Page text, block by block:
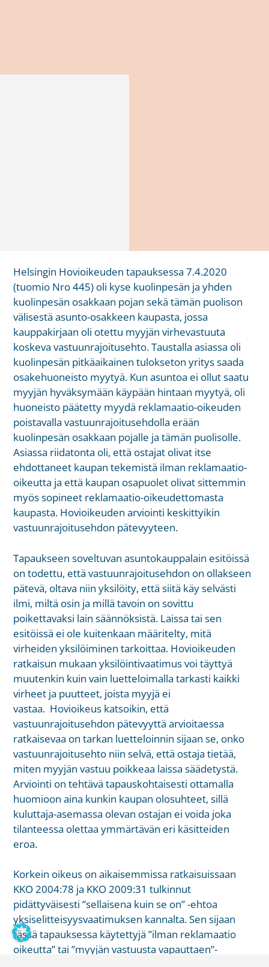
Helsingin Hovioikeuden tapauksessa 7.4.2020
(tuomio Nro 445) oli kyse kuolinpesän ja yhden
kuolinpesän osakkaan pojan sekä tämän puolison
välisestä asunto-osakkeen kaupasta, jossa
kauppakirjaan oli otettu myyjän virhevastuuta
koskeva vastuunrajoitusehto. Taustalla asiassa oli
kuolinpesän pitkäaikainen tulokseton yritys saada
osakehuoneisto myytyä. Kun asuntoa ei ollut saatu
myyjän hyväksymään käypään hintaan myytyä, oli
huoneisto päätetty myydä reklamaatio-oikeuden
poistavalla vastuunrajoitusehdolla erään
kuolinpesän osakkaan pojalle ja tämän puolisolle.
Asiassa riidatonta oli, että ostajat olivat itse
ehdottaneet kaupan tekemistä ilman reklamaatio-
oikeutta ja että kaupan osapuolet olivat sittemmin
myös sopineet reklamaatio-oikeudettomasta
kaupasta. Hovioikeuden arviointi keskittyikin
vastuunrajoitusehdon pätevyyteen.
Tapaukseen soveltuvan asuntokauppalain esitöissä
on todettu, että vastuunrajoitusehdon on ollakseen
pätevä, oltava niin yksilöity, että siitä käy selvästi
ilmi, miltä osin ja millä tavoin on sovittu
poikettavaksi lain säännöksistä. Laissa tai sen
esitöissä ei ole kuitenkaan määritelty, mitä
virheiden yksilöiminen tarkoittaa. Hovioikeuden
ratkaisun mukaan yksilöintivaatimus voi täyttyä
muutenkin kuin vain luetteloimalla tarkasti kaikki
virheet ja puutteet, joista myyjä ei
vastaa. Hovioikeus katsoikin, että
vastuunrajoitusehdon pätevyyttä arvioitaessa
ratkaisevaa on tarkan luetteloinnin sijaan se, onko
vastuunrajoitusehto niin selvä, että ostaja tietää,
miten myyjän vastuu poikkeaa laissa säädetystä.
Arviointi on tehtävä tapauskohtaisesti ottamalla
huomioon aina kunkin kaupan olosuhteet, sillä
kuluttaja-asemassa olevan ostajan ei voida joka
tilanteessa olettaa ymmärtävän eri käsitteiden
eroa.
Korkein oikeus on aikaisemmissa ratkaisuissaan
KKO 2004:78 ja KKO 2009:31 tulkinnut
pidättyväisesti ”sellaisena kuin se on” -ehtoa
yksiselitteisyysvaatimuksen kannalta. Sen sijaan
tässä tapauksessa käytettyjä ”ilman reklamaatio
oikeutta” tai ”myyjän vastuusta vapauttaen”-